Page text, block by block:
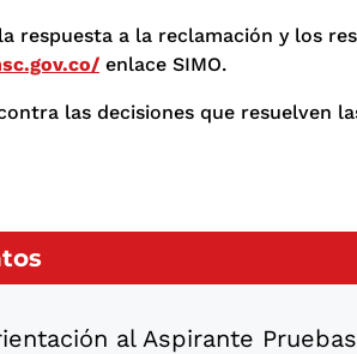
respuesta a la reclamación y los
enlace SIMO.
las decisiones que resuelven
al Aspirante